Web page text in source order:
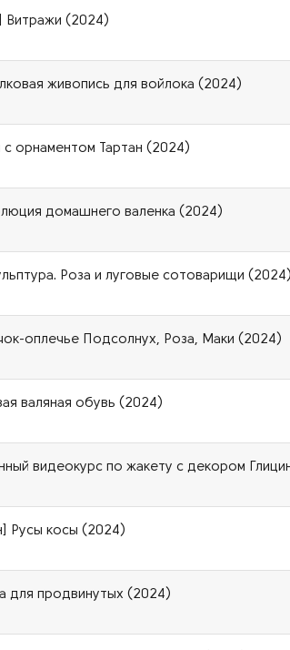
Витражи (2024)
живопись для войлока (2024)
с орнаментом Тартан (2024)
домашнего валенка (2024)
Роза и луговые сотоварищи (2024)
оплечье Подсолнух, Роза, Маки (2024)
валяная обувь (2024)
видеокурс по жакету с декором
Русы косы (2024)
для продвинутых (2024)